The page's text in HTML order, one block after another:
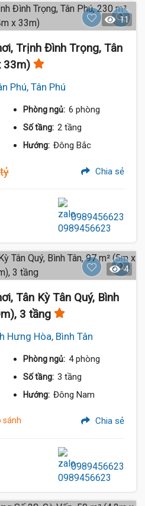
11
Trịnh Đình Trọng, Tân
33m)
Phú, Tân Phú
Phòng ngủ: 6 phòng
Số tầng: 2 tầng
Hướng: Đông Bắc
Chia sẻ
0989456623
4
Tân Kỳ Tân Quý, Bình
3 tầng
Hưng Hòa, Bình Tân
Phòng ngủ: 4 phòng
Số tầng: 3 tầng
Hướng: Đông Nam
sánh Chia sẻ
0989456623